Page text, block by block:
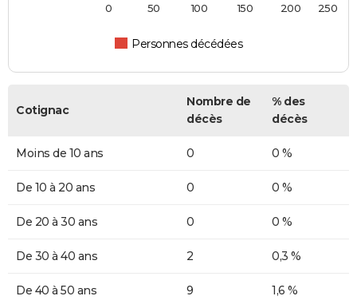
Personnes décédées
0 50 100 150 200 250
Cotignac
Nombre de
décès
% des
décès
Moins de 10 ans 0 0 %
De 10 à 20 ans 0 0 %
De 20 à 30 ans 0 0 %
De 30 à 40 ans 2 0,3 %
De 40 à 50 ans 9 1,6 %